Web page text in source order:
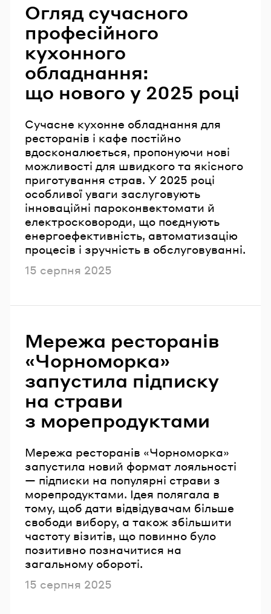
Огляд сучасного
професійного
кухонного
обладнання:
що нового у 2025 році
Сучасне кухонне обладнання для
ресторанів і кафе постійно
вдосконалюється, пропонуючи нові
можливості для швидкого та якісного
приготування страв. У 2025 році
особливої уваги заслуговують
інноваційні пароконвектомати й
електросковороди, що поєднують
енергоефективність, автоматизацію
процесів і зручність в обслуговуванні.
Опубліковано
15 серпня 2025
Мережа ресторанів
«Чорноморка»
запустила підписку
на страви
з морепродуктами
Мережа ресторанів «Чорноморка»
запустила новий формат лояльності
— підписки на популярні страви з
морепродуктами. Ідея полягала в
тому, щоб дати відвідувачам більше
свободи вибору, а також збільшити
частоту візитів, що повинно було
позитивно позначитися на
загальному обороті.
Опубліковано
15 серпня 2025